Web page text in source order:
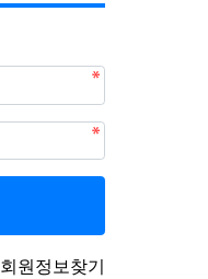
회원정보찾기